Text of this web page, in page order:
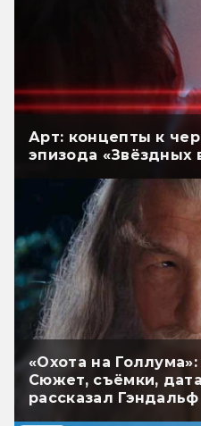
Арт: концепты к
эпизода «Звёздных
«Охота на
Сюжет, съёмки,
рассказал Гэндальф